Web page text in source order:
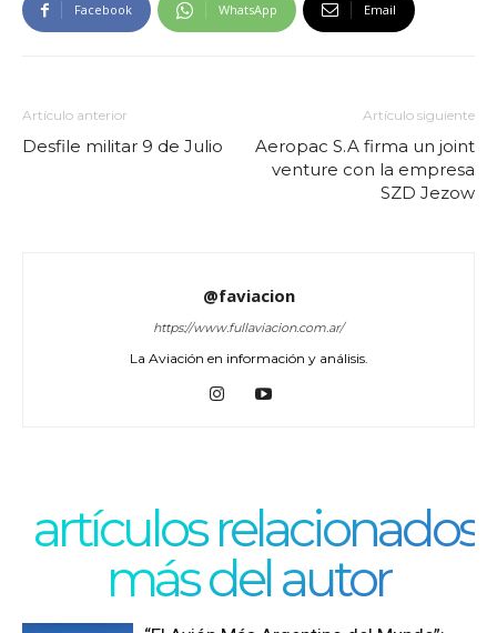
Facebook WhatsApp Email
Artículo anterior
Desfile militar 9 de Julio
Artículo siguiente
Aeropac S.A firma un joint
venture con la empresa
SZD Jezow
@faviacion
https://www.fullaviacion.com.ar/
La Aviación en información y análisis.
artículos relacionados
más del autor